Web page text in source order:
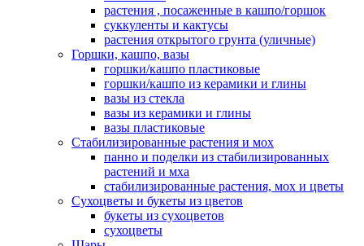
растения , посаженные в кашпо/горшок
суккуленты и кактусы
растения открытого грунта (уличные)
Горшки, кашпо, вазы
горшки/кашпо пластиковые
горшки/кашпо из керамики и глины
вазы из стекла
вазы из керамики и глины
вазы пластиковые
Стабилизированные растения и мох
панно и поделки из стабилизированных
растений и мха
стабилизированные растения, мох и цветы
Сухоцветы и букеты из цветов
букеты из сухоцветов
сухоцветы